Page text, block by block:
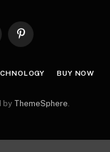
Pinterest
BUY NOW
by ThemeSphere